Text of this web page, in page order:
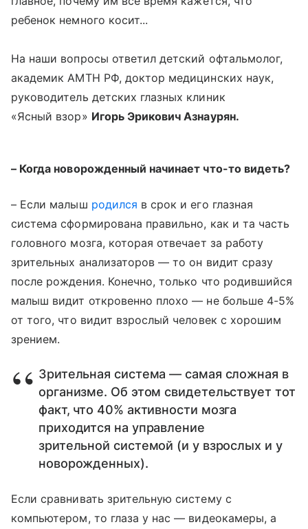
ребенок немного косит...
На наши вопросы ответил детский офтальмолог,
академик АМТН РФ, доктор медицинских наук,
руководитель детских глазных клиник
«Ясный взор» Игорь Эрикович Азнаурян.
– Когда новорожденный начинает что-то видеть?
– Если малыш родился в срок и его глазная
система сформирована правильно, как и та часть
головного мозга, которая отвечает за работу
зрительных анализаторов — то он видит сразу
после рождения. Конечно, только что родившийся
малыш видит откровенно плохо — не больше 4-5%
от того, что видит взрослый человек с хорошим
зрением.
Зрительная система — самая сложная в
организме. Об этом свидетельствует тот
факт, что 40% активности мозга
приходится на управление
зрительной системой (и у взрослых и у
новорожденных).
Если сравнивать зрительную систему с
компьютером, то глаза у нас — видеокамеры, а